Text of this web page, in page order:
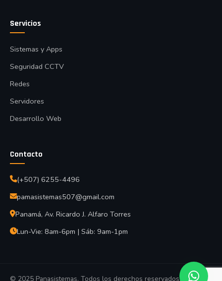
Servicios
Sistemas y Apps
Seguridad CCTV
Redes
Servidores
Desarrollo Web
Contacto
(+507) 6255-4496
pamasistemas507@gmail.com
Panamá, Av. Ricardo J. Alfaro Torres
Lun-Vie: 8am-6pm | Sáb: 9am-1pm
© 2025 Panasistemas. Todos los derechos reservados.